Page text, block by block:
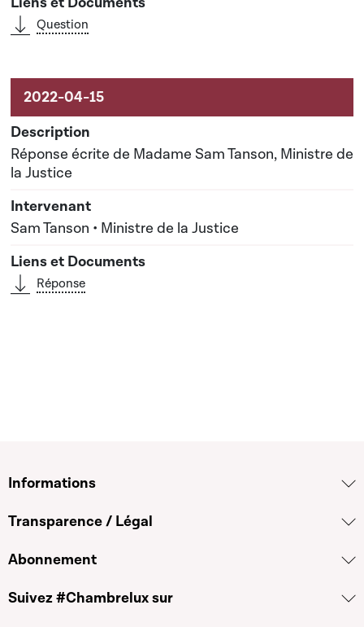
Question
Réponse écrite de Madame Sam Tanson, Ministre de
la Justice
Sam Tanson • Ministre de la Justice
Réponse
Informations
Transparence / Légal
Abonnement
Suivez #Chambrelux sur